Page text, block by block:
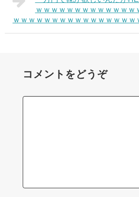
ｗｗｗｗｗｗｗｗｗｗｗｗｗ
ｗｗｗｗｗｗｗｗｗｗｗｗｗｗｗｗ
コメントをどうぞ